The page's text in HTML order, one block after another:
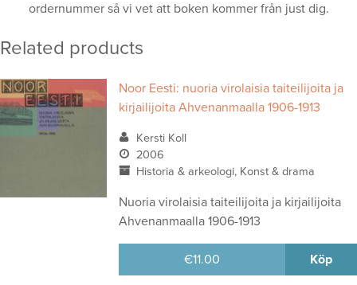
ordernummer så vi vet att boken kommer från just dig.
Related products
Noor Eesti: nuoria virolaisia taiteilijoita ja
kirjailijoita Ahvenanmaalla 1906-1913
Kersti Koll
2006
Historia & arkeologi, Konst & drama
Nuoria virolaisia taiteilijoita ja kirjailijoita
Ahvenanmaalla 1906-1913
€11.00 Köp